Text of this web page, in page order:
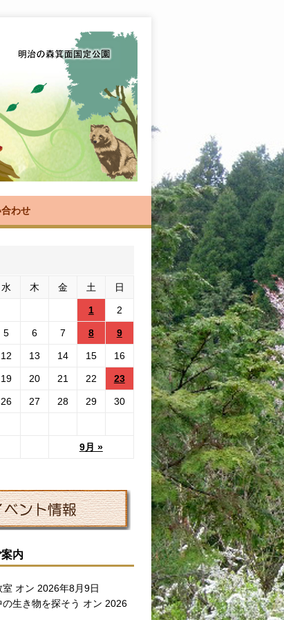
わせ
水 木 金 土 日
1 2
5 6 7 8 9
12 13 14 15 16
19 20 21 22 23
26 27 28 29 30
9月 »
内
室 オン 2026年8月9日
の生き物を探そう オン 2026